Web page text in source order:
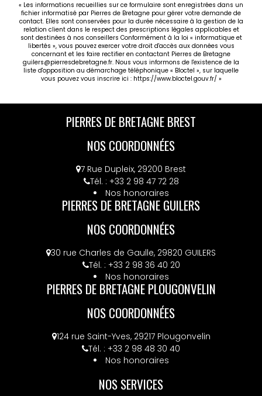
« Les informations recueillies sur ce formulaire sont enregistrées dans un
fichier informatisé par Pierres de Bretagne pour gérer votre demande de
contact. Elles sont conservées pour la durée nécessaire à la gestion de la
relation client dans le respect des prescriptions légales applicables et
sont destinées à nos conseillers Conformément à la loi « informatique et
libertés », vous pouvez exercer votre droit d'accès aux données vous
concernant et les faire rectifier en contactant Pierres de Bretagne
guilers@pierresdebretagne.fr. Nous vous informons de l'existence de la
liste d'opposition au démarchage téléphonique « Bloctel », sur laquelle
vous pouvez vous inscrire ici : https://www.bloctel.gouv.fr/ »
PIERRES DE BRETAGNE BREST
NOS COORDONNÉES
7 Rue Dupleix, 29200 Brest
Tél. : +33 2 98 47 72 28
Nos honoraires
PIERRES DE BRETAGNE GUILERS
NOS COORDONNÉES
30 rue Charles de Gaulle, 29820 GUILERS
Tél. : +33 2 98 36 40 20
Nos honoraires
PIERRES DE BRETAGNE PLOUGONVELIN
NOS COORDONNÉES
124 rue Saint-Yves, 29217 Plougonvelin
Tél. : +33 2 98 48 30 40
Nos honoraires
NOS SERVICES